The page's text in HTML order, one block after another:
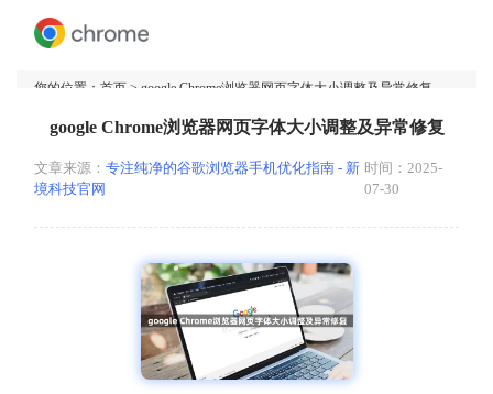
您的位置： 首页 > google Chrome浏览器网页字体大小调整及异常修复
google Chrome浏览器网页字体大小调整及异常修复
文章来源： 专注纯净的谷歌浏览器手机优化指南 - 新
境科技官网
时间：2025-
07-30